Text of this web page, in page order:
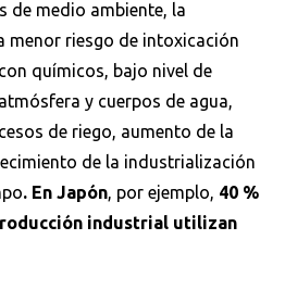
de medio ambiente, la
menor riesgo de intoxicación
químicos, bajo nivel de
y cuerpos de agua,
de riego, aumento de la
de la industrialización
. En Japón, por ejemplo, 40 %
industrial utilizan